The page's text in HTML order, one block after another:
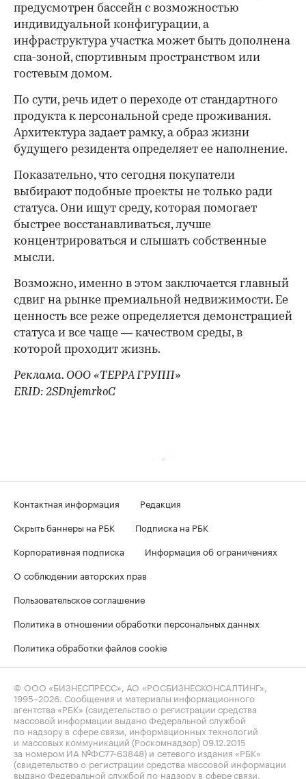
предусмотрен бассейн с возможностью
индивидуальной конфигурации, а
инфраструктура участка может быть дополнена
спа-зоной, спортивным пространством или
гостевым домом.
По сути, речь идет о переходе от стандартного
продукта к персональной среде проживания.
Архитектура задает рамку, а образ жизни
будущего резидента определяет ее наполнение.
Показательно, что сегодня покупатели
выбирают подобные проекты не только ради
статуса. Они ищут среду, которая помогает
быстрее восстанавливаться, лучше
концентрироваться и слышать собственные
мысли.
Возможно, именно в этом заключается главный
сдвиг на рынке премиальной недвижимости. Ее
ценность все реже определяется демонстрацией
статуса и все чаще — качеством среды, в
которой проходит жизнь.
Реклама. ООО «ТЕРРА ГРУПП»
ERID: 2SDnjemrkoC
Контактная информация
Редакция
Скрыть баннеры на РБК
Подписка на РБК
Корпоративная подписка
Информация об ограничениях
О соблюдении авторских прав
Пользовательское соглашение
Политика в отношении обработки персональных данных
Политика обработки файлов cookie
© ООО «БИЗНЕСПРЕСС», АО «РОСБИЗНЕСКОНСАЛТИНГ»,
1995–2026 . Сообщения и материалы информационного
агентства «РБК» (свидетельство о регистрации средства
массовой информации выдано Федеральной службой
по надзору в сфере связи, информационных технологий
и массовых коммуникаций (Роскомнадзор) 09.12.2015
за номером ИА №ФС77-63848) и сетевого издания «РБК»
(свидетельство о регистрации средства массовой информации
выдано Федеральной службой по надзору в сфере связи,